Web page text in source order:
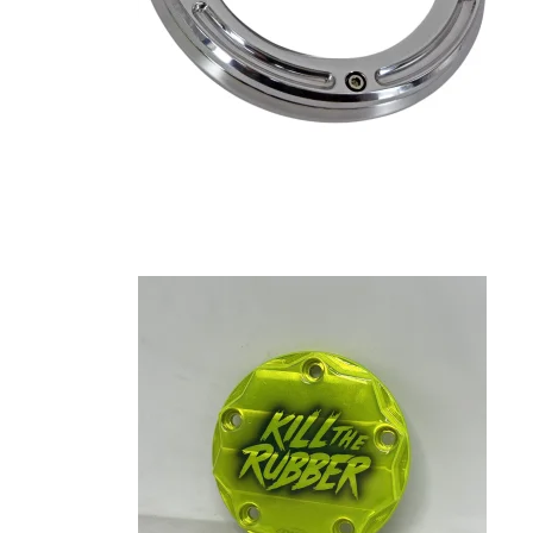
Sæde, Sissybar, Sidetasker &
Baggage
Styr, Risers,
Controls, Spejle &
Nummerplade, Lygter,
Fremflyttersæt
Skærme, Tanke, Kåber &
Vindskærme
Styr, Risers, Håndtag,
Controls, Spejle osv.
Sæde, Sissybar, Sidetasker &
Sæde, Sissybar,
Skærme, Tanke,
Vindskærme
Styr, Risers,